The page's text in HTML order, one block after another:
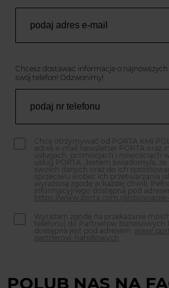
Chcesz dostawać informacje o
swój telefon! Odzwonimy!
Chcę otrzymywać od PORTA KMI
adres e-mail newsletter PORTA oraz
usługach, promocjach i nowościach
usług PORTA. Jestem świadomy/a,
swoich danych oraz do ich
sprzeciwu wobec ich przetwarzania
wyrażoną zgodę w każdej chwili.
informacyjnego dostępna pod
https://www.porta.com.pl/
Wyrażam zgodę na przekazanie
telefonu) do Partnerów biznesowych
dostępna jest pod adresem:
partnerow-handlowych
POLUB NAS NA